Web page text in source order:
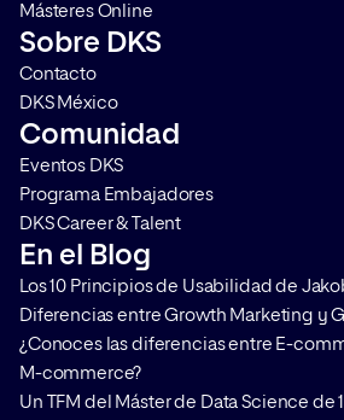
Másteres Online
Sobre DKS
Contacto
DKS México
Comunidad
Eventos DKS
Programa Embajadores
DKS Career & Talent
En el Blog
Los 10 Principios de Usabilidad de
Diferencias entre Growth Marketing y
¿Conoces las diferencias entre E-
M-commerce?
Un TFM del Máster de Data Science de